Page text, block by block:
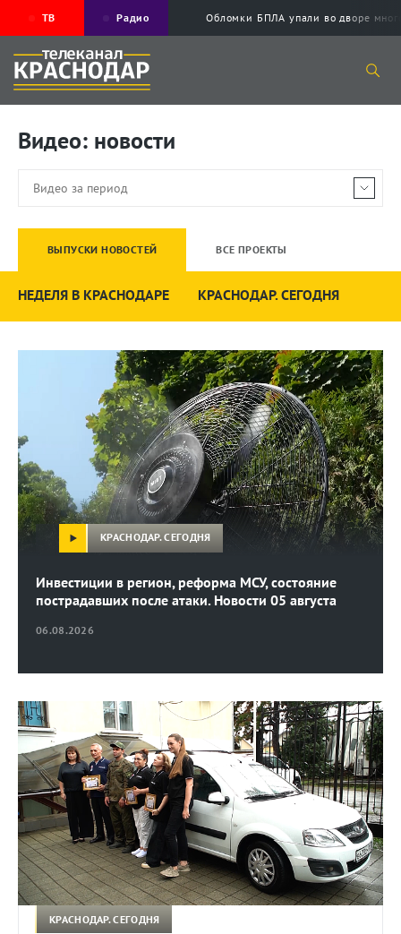
ТВ Радио Обломки БПЛА упали во дворе
Видео: новости
ВЫПУСКИ НОВОСТЕЙ ВСЕ ПРОЕКТЫ
НЕДЕЛЯ В КРАСНОДАРЕ КРАСНОДАР. СЕГОДНЯ
06.08.2026
Инвестиции в регион, реформа МСУ, состояние
пострадавших после атаки. Новости 05 августа
КРАСНОДАР. СЕГОДНЯ
КРАСНОДАР. СЕГОДНЯ